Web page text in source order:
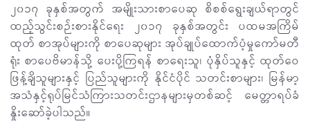
၂၀၁၇ ခုနှစ်အတွက် အမျိုးသားစာပေဆု စိစစ်ရွေးချယ်ရာတွင်
ထည့်သွင်းစဉ်းစားနိုင်ရေး ၂၀၁၇ ခုနှစ်အတွင်း ပထမအကြိမ်
ထုတ် စာအုပ်များကို စာပေဆုများ အုပ်ချုပ်ထောက်ပံ့မှုကော်မတီ
ရုံး စာပေဗိမာန်သို့ ပေးပို့ကြရန် စာရေးသူ၊ ပုံနှိပ်သူနှင့် ထုတ်ဝေ
ဖြန့်ချိသူများနှင့် ပြည်သူများကို နိုင်ငံပိုင် သတင်းစာများ၊ မြန်မာ့
အသံနှင့်ရုပ်မြင်သံကြားသတင်းဌာနများမှတစ်ဆင့် မေတ္တာရပ်ခံ
နှိုးဆော်ခဲ့ပါသည်။